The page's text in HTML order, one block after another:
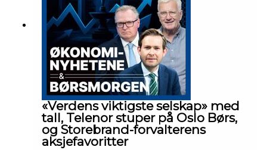
«Verdens viktigste selskap» med
tall, Telenor stuper på Oslo Børs,
og Storebrand-forvalterens
aksjefavoritter